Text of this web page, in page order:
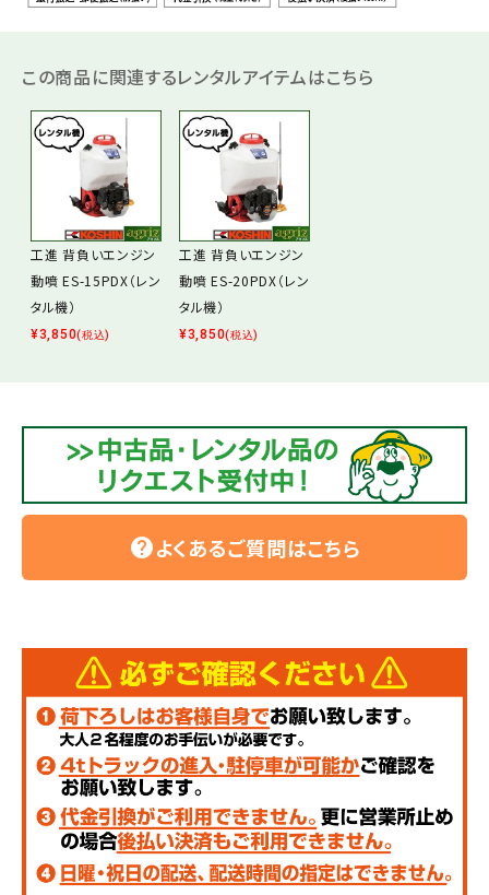
この商品に関連するレンタルアイテムはこちら
工進 背負いエンジン
動噴 ES-15PDX（レン
タル機）
¥3,850(税込)
工進 背負いエンジン
動噴 ES-20PDX（レン
タル機）
¥3,850(税込)
helpよくあるご質問はこちら